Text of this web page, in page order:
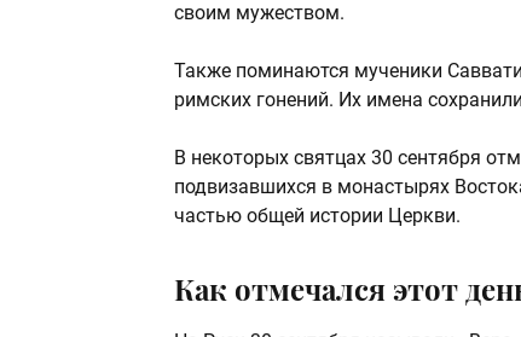
своим мужеством.
Также поминаются мученики
римских гонений. Их имена
В некоторых святцах 30 сентября
подвизавшихся в монастырях
частью общей истории Церкви.
Как отмечался этот